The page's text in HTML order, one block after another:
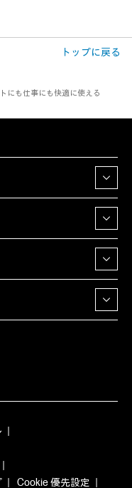
トップに戻る
にも仕事にも快適に使える
Cookie 優先設定